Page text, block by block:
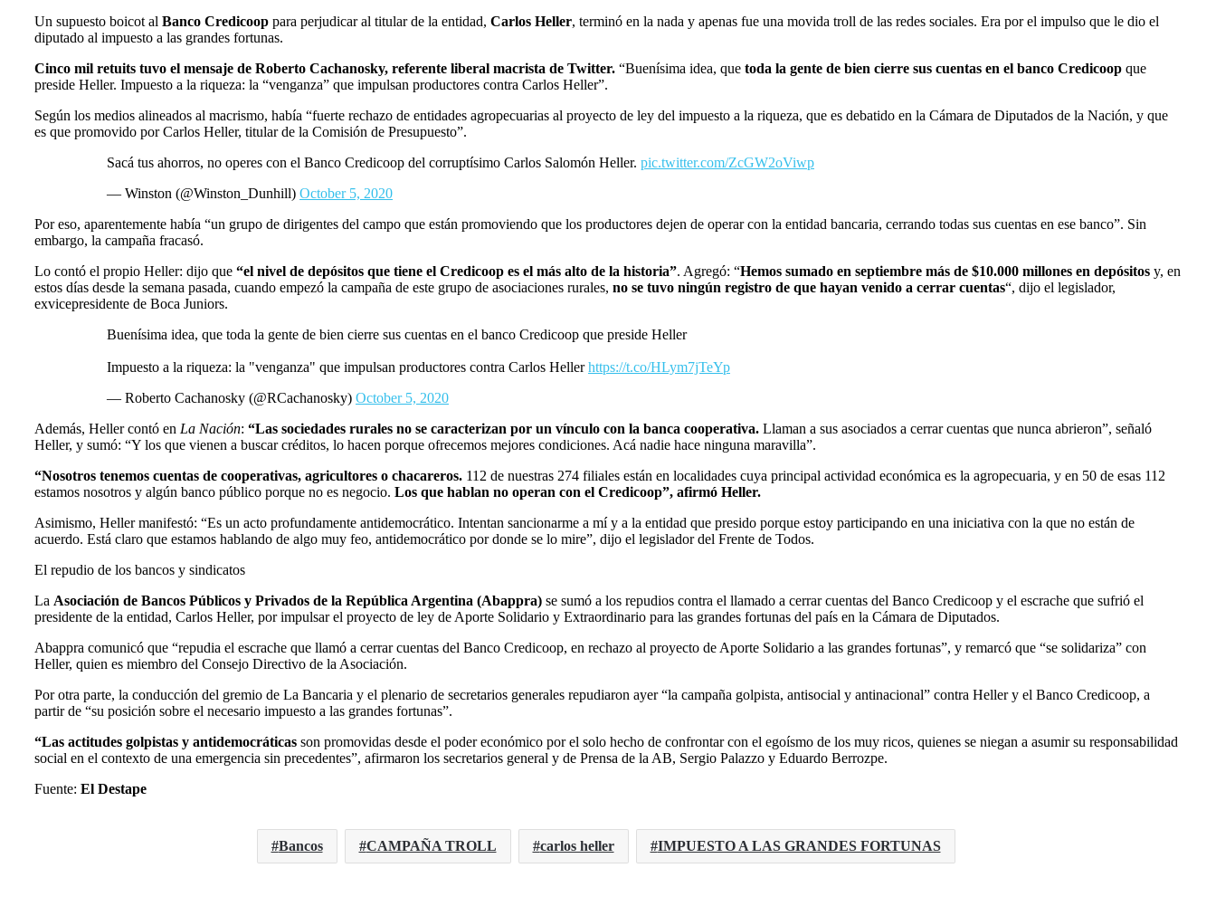
Un supuesto boicot al Banco Credicoop para perjudicar al titular de la entidad, Carlos Heller, terminó en la nada y apenas fue una movida troll de las redes sociales. Era por el impulso que le dio el
diputado al impuesto a las grandes fortunas.
Cinco mil retuits tuvo el mensaje de Roberto Cachanosky, referente liberal macrista de Twitter. “Buenísima idea, que toda la gente de bien cierre sus cuentas en el banco Credicoop que
preside Heller. Impuesto a la riqueza: la “venganza” que impulsan productores contra Carlos Heller”.
Según los medios alineados al macrismo, había “fuerte rechazo de entidades agropecuarias al proyecto de ley del impuesto a la riqueza, que es debatido en la Cámara de Diputados de la Nación, y que
es que promovido por Carlos Heller, titular de la Comisión de Presupuesto”.
Sacá tus ahorros, no operes con el Banco Credicoop del corruptísimo Carlos Salomón Heller. pic.twitter.com/ZcGW2oViwp
— Winston (@Winston_Dunhill) October 5, 2020
Por eso, aparentemente había “un grupo de dirigentes del campo que están promoviendo que los productores dejen de operar con la entidad bancaria, cerrando todas sus cuentas en ese banco”. Sin
embargo, la campaña fracasó.
Lo contó el propio Heller: dijo que “el nivel de depósitos que tiene el Credicoop es el más alto de la historia”. Agregó: “Hemos sumado en septiembre más de $10.000 millones en depósitos y, en
estos días desde la semana pasada, cuando empezó la campaña de este grupo de asociaciones rurales, no se tuvo ningún registro de que hayan venido a cerrar cuentas“, dijo el legislador,
exvicepresidente de Boca Juniors.
Buenísima idea, que toda la gente de bien cierre sus cuentas en el banco Credicoop que preside Heller
Impuesto a la riqueza: la "venganza" que impulsan productores contra Carlos Hellerhttps://t.co/HLym7jTeYp
— Roberto Cachanosky (@RCachanosky) October 5, 2020
Además, Heller contó en La Nación: “Las sociedades rurales no se caracterizan por un vínculo con la banca cooperativa. Llaman a sus asociados a cerrar cuentas que nunca abrieron”, señaló
Heller, y sumó: “Y los que vienen a buscar créditos, lo hacen porque ofrecemos mejores condiciones. Acá nadie hace ninguna maravilla”.
“Nosotros tenemos cuentas de cooperativas, agricultores o chacareros. 112 de nuestras 274 filiales están en localidades cuya principal actividad económica es la agropecuaria, y en 50 de esas 112
estamos nosotros y algún banco público porque no es negocio. Los que hablan no operan con el Credicoop”, afirmó Heller.
Asimismo, Heller manifestó: “Es un acto profundamente antidemocrático. Intentan sancionarme a mí y a la entidad que presido porque estoy participando en una iniciativa con la que no están de
acuerdo. Está claro que estamos hablando de algo muy feo, antidemocrático por donde se lo mire”, dijo el legislador del Frente de Todos.
El repudio de los bancos y sindicatos
La Asociación de Bancos Públicos y Privados de la República Argentina (Abappra) se sumó a los repudios contra el llamado a cerrar cuentas del Banco Credicoop y el escrache que sufrió el
presidente de la entidad, Carlos Heller, por impulsar el proyecto de ley de Aporte Solidario y Extraordinario para las grandes fortunas del país en la Cámara de Diputados.
Abappra comunicó que “repudia el escrache que llamó a cerrar cuentas del Banco Credicoop, en rechazo al proyecto de Aporte Solidario a las grandes fortunas”, y remarcó que “se solidariza” con
Heller, quien es miembro del Consejo Directivo de la Asociación.
Por otra parte, la conducción del gremio de La Bancaria y el plenario de secretarios generales repudiaron ayer “la campaña golpista, antisocial y antinacional” contra Heller y el Banco Credicoop, a
partir de “su posición sobre el necesario impuesto a las grandes fortunas”.
“Las actitudes golpistas y antidemocráticas son promovidas desde el poder económico por el solo hecho de confrontar con el egoísmo de los muy ricos, quienes se niegan a asumir su responsabilidad
social en el contexto de una emergencia sin precedentes”, afirmaron los secretarios general y de Prensa de la AB, Sergio Palazzo y Eduardo Berrozpe.
Fuente: El Destape
Bancos CAMPAÑA TROLL carlos heller IMPUESTO A LAS GRANDES FORTUNAS